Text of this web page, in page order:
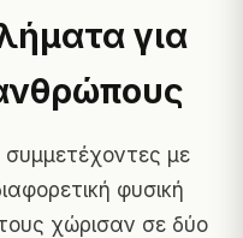
για
με
φυσική
χώρισαν σε δύο